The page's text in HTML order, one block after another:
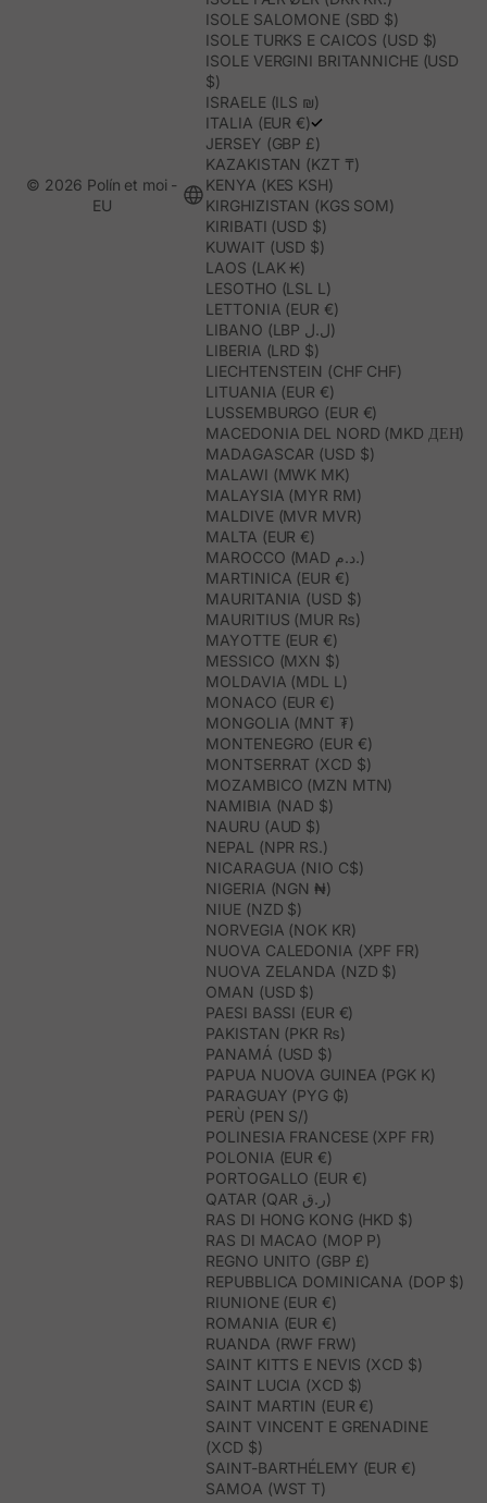
ISOLE SALOMONE (SBD $)
ISOLE TURKS E CAICOS (USD $)
ISOLE VERGINI BRITANNICHE (USD
$)
ISRAELE (ILS ₪)
ITALIA (EUR €)
JERSEY (GBP £)
KAZAKISTAN (KZT ₸)
KENYA (KES KSH)
KIRGHIZISTAN (KGS SOM)
KIRIBATI (USD $)
KUWAIT (USD $)
LAOS (LAK ₭)
LESOTHO (LSL L)
LETTONIA (EUR €)
LIBANO (LBP ل.ل)
LIBERIA (LRD $)
LIECHTENSTEIN (CHF CHF)
LITUANIA (EUR €)
LUSSEMBURGO (EUR €)
MACEDONIA DEL NORD (MKD ДЕН)
MADAGASCAR (USD $)
MALAWI (MWK MK)
MALAYSIA (MYR RM)
MALDIVE (MVR MVR)
MALTA (EUR €)
MAROCCO (MAD د.م.)
MARTINICA (EUR €)
MAURITANIA (USD $)
MAURITIUS (MUR ₨)
MAYOTTE (EUR €)
MESSICO (MXN $)
MOLDAVIA (MDL L)
MONACO (EUR €)
MONGOLIA (MNT ₮)
MONTENEGRO (EUR €)
MONTSERRAT (XCD $)
MOZAMBICO (MZN MTN)
NAMIBIA (NAD $)
NAURU (AUD $)
NEPAL (NPR RS.)
NICARAGUA (NIO C$)
NIGERIA (NGN ₦)
NIUE (NZD $)
NORVEGIA (NOK KR)
NUOVA CALEDONIA (XPF FR)
NUOVA ZELANDA (NZD $)
OMAN (USD $)
PAESI BASSI (EUR €)
PAKISTAN (PKR ₨)
PANAMÁ (USD $)
PAPUA NUOVA GUINEA (PGK K)
PARAGUAY (PYG ₲)
PERÙ (PEN S/)
POLINESIA FRANCESE (XPF FR)
POLONIA (EUR €)
PORTOGALLO (EUR €)
QATAR (QAR ر.ق)
RAS DI HONG KONG (HKD $)
RAS DI MACAO (MOP P)
REGNO UNITO (GBP £)
REPUBBLICA DOMINICANA (DOP $)
RIUNIONE (EUR €)
ROMANIA (EUR €)
RUANDA (RWF FRW)
SAINT KITTS E NEVIS (XCD $)
SAINT LUCIA (XCD $)
SAINT MARTIN (EUR €)
SAINT VINCENT E GRENADINE
(XCD $)
SAINT-BARTHÉLEMY (EUR €)
SAMOA (WST T)
© 2026 Polín et moi -
EU